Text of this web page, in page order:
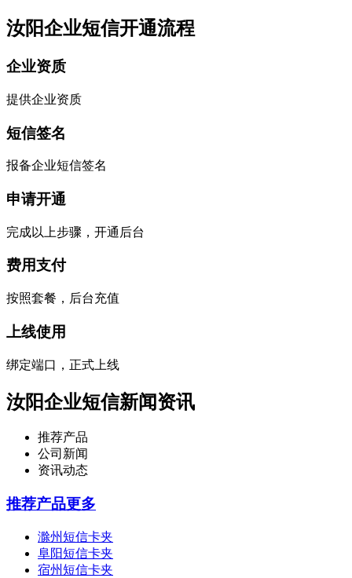
汝阳企业短信开通流程
企业资质
提供企业资质
短信签名
报备企业短信签名
申请开通
完成以上步骤，开通后台
费用支付
按照套餐，后台充值
上线使用
绑定端口，正式上线
汝阳企业短信新闻资讯
推荐产品
公司新闻
资讯动态
推荐产品更多
滁州短信卡夹
阜阳短信卡夹
宿州短信卡夹